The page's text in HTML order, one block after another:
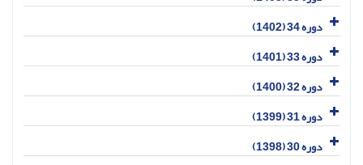
دوره 34 (1402)
دوره 33 (1401)
دوره 32 (1400)
دوره 31 (1399)
دوره 30 (1398)